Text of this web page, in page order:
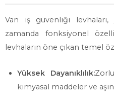
Van iş güvenliği levhaları,
zamanda fonksiyonel
levhaların öne çıkan temel
Yüksek Dayanıklılık:
kimyasal maddeler ve